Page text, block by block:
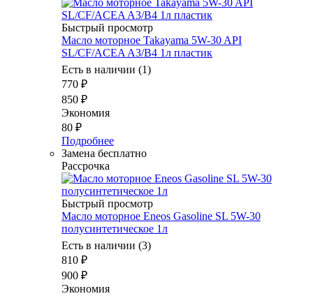
Быстрый просмотр
Масло моторное Takayama 5W-30 API
SL/CF/ACEA A3/B4 1л пластик
Есть в наличии (1)
770 ₽
850 ₽
Экономия
80 ₽
Подробнее
Замена бесплатно
Рассрочка
Быстрый просмотр
Масло моторное Eneos Gasoline SL 5W-30
полусинтетическое 1л
Есть в наличии (3)
810 ₽
900 ₽
Экономия